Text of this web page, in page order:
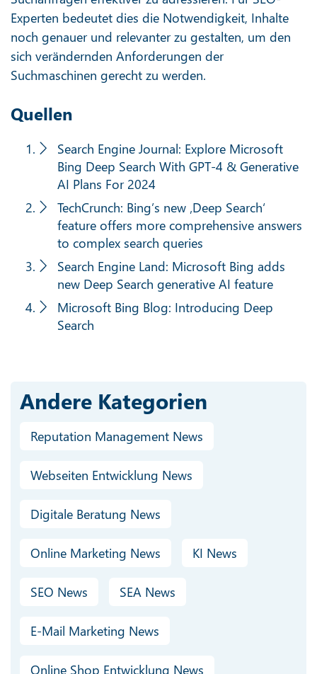
Andere Kategorien
Reputation Management News
Webseiten Entwicklung News
Digitale Beratung News
Online Marketing News KI News
SEO News SEA News
E-Mail Marketing News
Online Shop Entwicklung News
Experten bedeutet dies die Notwendigkeit, Inhalte
noch genauer und relevanter zu gestalten, um den
sich verändernden Anforderungen der
Suchmaschinen gerecht zu werden.
Quellen
Search Engine Journal: Explore Microsoft
Bing Deep Search With GPT-4 & Generative
AI Plans For 2024
TechCrunch: Bing’s new ‚Deep Search‘
feature offers more comprehensive answers
to complex search queries
Search Engine Land: Microsoft Bing adds
new Deep Search generative AI feature
Microsoft Bing Blog: Introducing Deep
Search